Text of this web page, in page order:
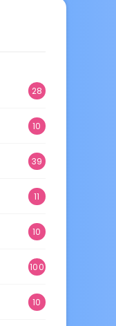
28
10
39
11
10
100
10